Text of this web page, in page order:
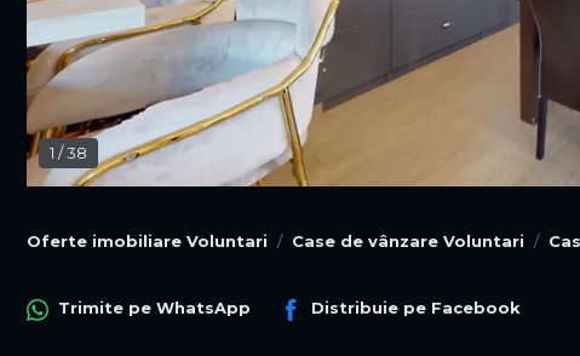
1 /38
Oferte imobiliare Voluntari Case de vânzare Voluntari
Trimite pe WhatsApp Distribuie pe Facebook